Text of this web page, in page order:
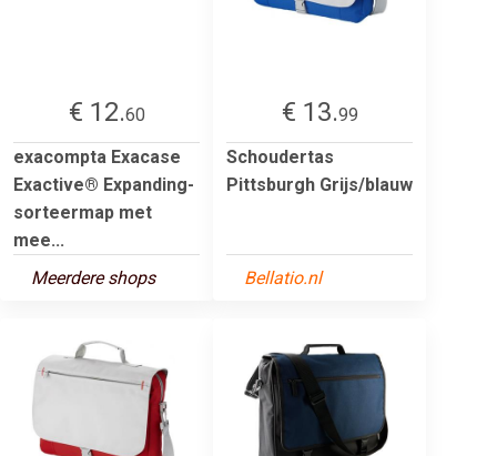
€ 12.60
exacompta Exacase
Exactive® Expanding-
sorteermap met
mee...
Meerdere shops
€ 13.99
Schoudertas
Pittsburgh Grijs/blauw
Bellatio.nl